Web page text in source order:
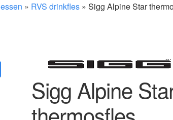
» RVS drinkfles »Sigg Alpine Star
Sigg Alpine